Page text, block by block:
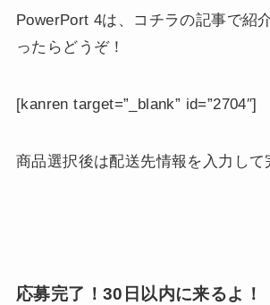
PowerPort 4は、コチラの記事で紹
ったらどうぞ！
[kanren target=”_blank” id=”2704″]
商品選択後は配送先情報を入力して
応募完了！30日以内に来るよ！